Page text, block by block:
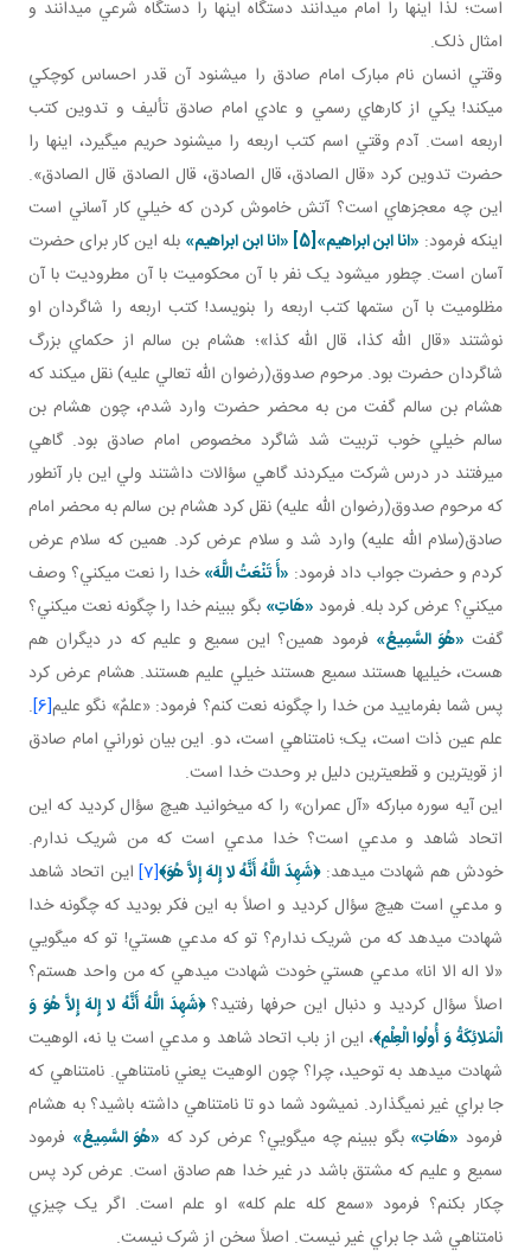
است؛ لذا اينها را امام مي دانند دستگاه اينها را دستگاه شرعي مي دانند و
امثال ذلک.
وقتي انسان نام مبارک امام صادق را مي شنود آن قدر احساس کوچکي
مي کند! يکي از کارهاي رسمي و عادي امام صادق تأليف و تدوين کتب
اربعه است. آدم وقتي اسم کتب اربعه را مي شنود حريم مي گيرد، اينها را
حضرت تدوين کرد «قال الصادق، قال الصادق، قال الصادق قال الصادق».
اين چه معجزه اي است؟ آتش خاموش کردن که خيلي کار آساني است
اينکه فرمود: «انا ابن ابراهيم»[5] «انا ابن ابراهيم» بله اين کار برای حضرت
آسان است. چطور می­شود يک نفر با آن محکوميت با آن مطروديت با آن
مظلوميت با آن ستم ها کتب اربعه را بنويسد! کتب اربعه را شاگردان او
نوشتند «قال الله کذا، قال الله کذا»؛ هشام بن سالم از حکماي بزرگ
شاگردان حضرت بود. مرحوم صدوق(رضوان الله تعالي عليه) نقل مي کند که
هشام بن سالم گفت من به محضر حضرت وارد شدم، چون هشام بن
سالم خيلي خوب تربيت شد شاگرد مخصوص امام صادق بود. گاهي
مي رفتند در درس شرکت مي کردند گاهي سؤالات داشتند ولي اين بار آن طور
که مرحوم صدوق(رضوان الله عليه) نقل کرد هشام بن سالم به محضر امام
صادق(سلام الله عليه) وارد شد و سلام عرض کرد. همين که سلام عرض
کردم و حضرت جواب داد فرمود: «أَ تَنْعَتُ اللَّهَ»خدا را نعت مي کني؟ وصف
مي کني؟ عرض کرد بله. فرمود «هَاتِ» بگو ببينم خدا را چگونه نعت مي کني؟
گفت «هُوَ السَّمِيعُ» فرمود همين؟ اين سميع و عليم که در ديگران هم
هست، خيلي ها هستند سميع هستند خيلي عليم هستند. هشام عرض کرد
پس شما بفرماييد من خدا را چگونه نعت کنم؟ فرمود: «علمٌ» نگو عليم[6]
.
علم عين ذات است، يک؛ نامتناهي است، دو. اين بيان نوراني امام صادق
از قوي ترين و قطعي ترين دليل بر وحدت خدا است.
اين آيه سوره مبارکه «آل عمران» را که مي خوانيد هيچ سؤال کرديد که اين
اتحاد شاهد و مدعي است؟ خدا مدعي است که من شريک ندارم.
خودش هم شهادت مي دهد:﴿شَهِدَ اللَّهُ أَنَّهُ لا إِلهَ إِلاَّ هُوَ﴾[7] اين اتحاد شاهد
و مدعي است هيچ سؤال کرديد و اصلاً به اين فکر بوديد که چگونه خدا
شهادت مي دهد که من شريک ندارم؟ تو که مدعي هستي! تو که مي گويي
«لا اله الا انا» مدعي هستي خودت شهادت مي دهي که من واحد هستم؟
اصلاً سؤال کرديد و دنبال اين حرف ها رفتيد؟﴿شَهِدَ اللَّهُ أَنَّهُ لا إِلهَ إِلاَّ هُوَ وَ
الْمَلائِكَةُ وَ أُولُوا الْعِلْمِ﴾، اين از باب اتحاد شاهد و مدعي است يا نه، الوهيت
شهادت مي دهد به توحيد، چرا؟ چون الوهيت يعني نامتناهي. نامتناهي که
جا براي غير نمي گذارد. نمی­شود شما دو تا نامتناهي داشته باشيد؟ به هشام
فرمود «هَاتِ» بگو ببينم چه مي گويي؟ عرض کرد که «هُوَ السَّمِيعُ» فرمود
سميع و عليم که مشتق باشد در غير خدا هم صادق است. عرض کرد پس
چکار بکنم؟ فرمود «سمع کله علم کله» او علم است. اگر يک چيزي
نامتناهي شد جا براي غير نيست. اصلاً سخن از شرک نيست.